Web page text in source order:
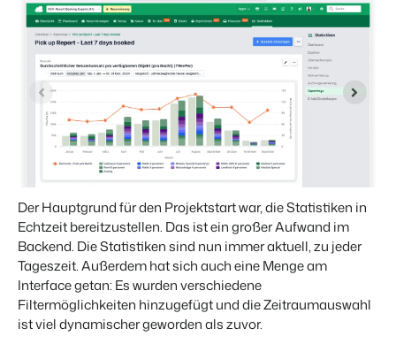
Der Hauptgrund für den Projektstart war, die Statistiken in
Echtzeit bereitzustellen. Das ist ein großer Aufwand im
Backend. Die Statistiken sind nun immer aktuell, zu jeder
Tageszeit. Außerdem hat sich auch eine Menge am
Interface getan: Es wurden verschiedene
Filtermöglichkeiten hinzugefügt und die Zeitraumauswahl
ist viel dynamischer geworden als zuvor.